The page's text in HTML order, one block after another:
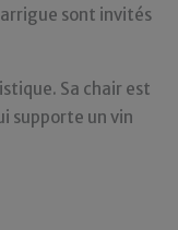
sont invités
Sa chair est
supporte un vin